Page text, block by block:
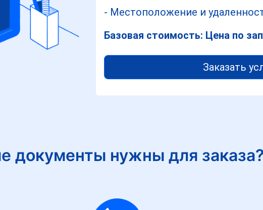
- Местоположение и
Базовая стоимость: Цена по
Заказать
документы нужны для заказа?